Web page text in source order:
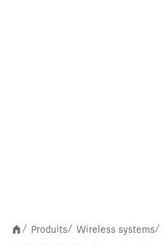
/ Produits/ Wireless systems/